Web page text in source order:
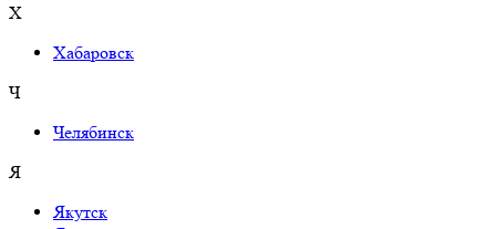
Х
Хабаровск
Ч
Челябинск
Я
Якутск